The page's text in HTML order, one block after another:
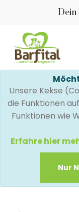
Dein
Unsere Kekse
die Funktionen
Funktionen wie
Erfahre hier
Nur